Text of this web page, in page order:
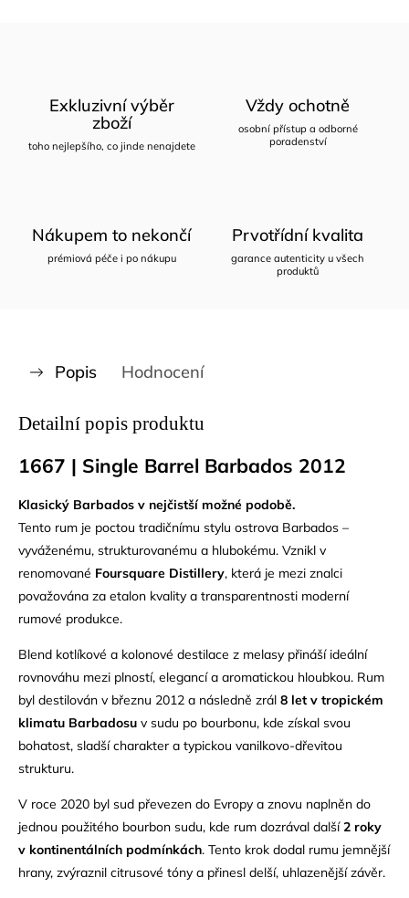
Exkluzivní výběr
zboží
toho nejlepšího, co jinde nenajdete
Vždy ochotně
osobní přístup a odborné
poradenství
Nákupem to nekončí
prémiová péče i po nákupu
Prvotřídní kvalita
garance autenticity u všech
produktů
Popis Hodnocení
Detailní popis produktu
1667 | Single Barrel Barbados 2012
Klasický Barbados v nejčistší možné podobě.
Tento rum je poctou tradičnímu stylu ostrova Barbados –
vyváženému, strukturovanému a hlubokému. Vznikl v
renomované Foursquare Distillery, která je mezi znalci
považována za etalon kvality a transparentnosti moderní
rumové produkce.
Blend kotlíkové a kolonové destilace z melasy přináší ideální
rovnováhu mezi plností, elegancí a aromatickou hloubkou. Rum
byl destilován v březnu 2012 a následně zrál 8 let v tropickém
klimatu Barbadosu v sudu po bourbonu, kde získal svou
bohatost, sladší charakter a typickou vanilkovo-dřevitou
strukturu.
V roce 2020 byl sud převezen do Evropy a znovu naplněn do
jednou použitého bourbon sudu, kde rum dozrával další2 roky
v kontinentálních podmínkách. Tento krok dodal rumu jemnější
hrany, zvýraznil citrusové tóny a přinesl delší, uhlazenější závěr.